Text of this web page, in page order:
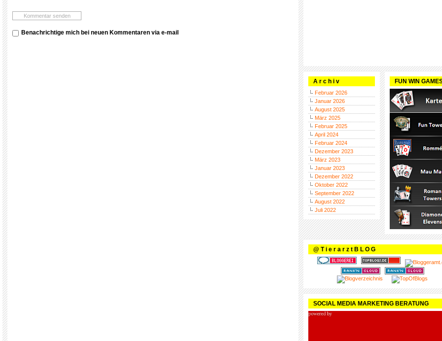
Benachrichtige mich bei neuen Kommentaren via e-mail
A r c h i v
Februar 2026
Januar 2026
August 2025
März 2025
Februar 2025
April 2024
Februar 2024
Dezember 2023
März 2023
Januar 2023
Dezember 2022
Oktober 2022
September 2022
August 2022
Juli 2022
FUN WIN
@ T i e r a r z t B L O G
SOCIAL MEDIA MARKETING BERATUNG